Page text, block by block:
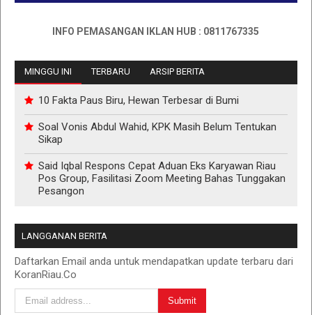
INFO PEMASANGAN IKLAN HUB : 0811767335
MINGGU INI TERBARU ARSIP BERITA
10 Fakta Paus Biru, Hewan Terbesar di Bumi
Soal Vonis Abdul Wahid, KPK Masih Belum Tentukan
Sikap
Said Iqbal Respons Cepat Aduan Eks Karyawan Riau
Pos Group, Fasilitasi Zoom Meeting Bahas Tunggakan
Pesangon
LANGGANAN BERITA
Daftarkan Email anda untuk mendapatkan update terbaru dari
KoranRiau.Co